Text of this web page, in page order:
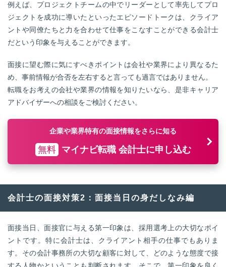
例えば、プロジェクトチームの中でリーダーとして率先してプロ
ジェクトを成功に導いたといったエピソードトークは、クライア
ントや同僚たちと力を合わせて仕事をこなすことができる会計士
だという印象を与えることができます。
面接に望む際に気にすべきポイントは会社や業界により異なるた
め、事前情報が合否を左右すると言っても過言ではありません。
転職をお考えの会社や業界の情報を知りたいなら、是非キャリア
アドバイザーへの相談をご検討ください。
企業や業界特有の面接情報をさらに知る
無料 マイナビ転職 会計士に申し込む
会計士の面接対策2：面接当日の身だしなみ編
面接当日、面接官に与える第一印象は、採用選考上の大切なポイ
ントです。特に会計士は、クライアント相手の仕事でもありま
す。その会計事務所の大切な顧客に対して、どのような態度で接